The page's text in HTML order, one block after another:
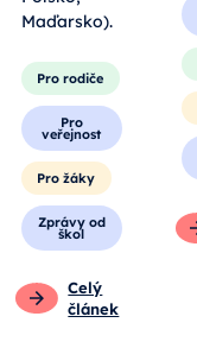
Maďarsko).
Pro rodiče
Pro
veřejnost
Pro žáky
Zprávy od
škol
Celý
článek